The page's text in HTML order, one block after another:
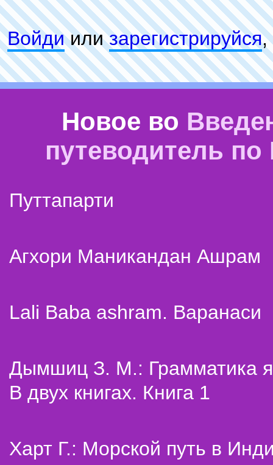
Войдиилизарeгиcтpируйся,
Новое во
путеводитель
Путтапарти
Агхори Маникандан Ашрам
Lali Baba ashram. Варанаси
Дымшиц З. М.: Грамматика
В двух книгах. Книга 1
Харт Г.: Морской путь в